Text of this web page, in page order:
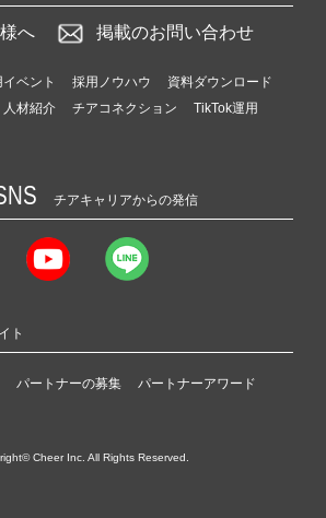
へ 掲載のお問い合わせ
ベント 採用ノウハウ
資料ダウンロード
人材紹介 チアコネクション
TikTok運用
チアキャリアからの発信
ト
パートナーの募集 パートナーアワード
Cheer Inc. All Rights Reserved.